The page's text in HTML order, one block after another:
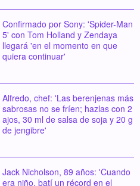
Confirmado por Sony: 'Spider-Man
5' con Tom Holland y Zendaya
llegará 'en el momento en que
quiera continuar'
Alfredo, chef: 'Las berenjenas más
sabrosas no se fríen; hazlas con 2
ajos, 30 ml de salsa de soja y 20 g
de jengibre'
Jack Nicholson, 89 años: 'Cuando
era niño, batí un récord en el